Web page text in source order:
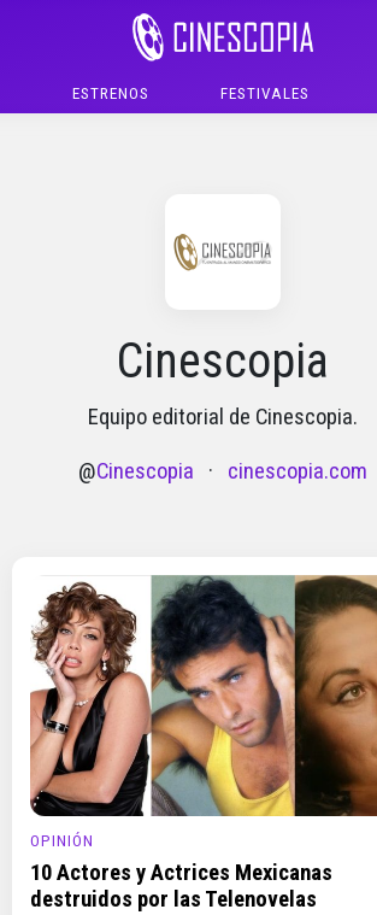
ESTRENOS FESTIVALES
Cinescopia
Equipo editorial de Cinescopia.
@Cinescopia · cinescopia.com
OPINIÓN
10 Actores y Actrices Mexicanas
destruidos por las Telenovelas